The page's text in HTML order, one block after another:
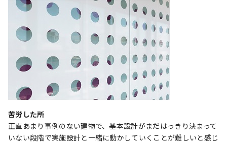
苦労した所
正直あまり事例のない建物で、基本設計がまだはっきり決まって
いない段階で実施設計と一緒に動かしていくことが難しいと感じ